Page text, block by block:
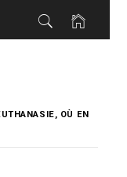
OÙ EN